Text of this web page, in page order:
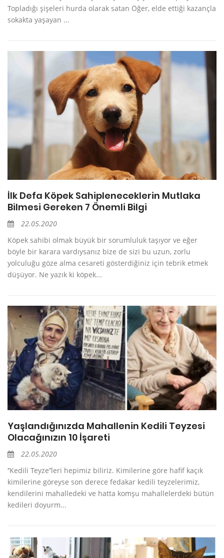
Topladığı şişeleri hurda olarak satan Öğer, elde ettiği kazançla
sokakta yaşayan ...
İlk Defa Köpek Sahipleneceklerin Mutlaka
Bilmesi Gereken 7 Önemli Bilgi
22.05.2020
Köpek sahibi olmak büyük bir sorumluluk taşıyor ve eğer
böyle bir karara vardıysanız bize de sizi bu uzun, zorlu
yolculuğu göze alma cesareti gösterdiğiniz için tebrik etmek
düşüyor. Ne yazık ki köpek...
Yaşlandığınızda Mahallenin Kedili Teyzesi
Olacağınızın 10 İşareti
22.05.2020
‘’Kedili Teyze’’leri hepimiz biliriz. Kimilerine göre hafif kaçık
kimilerine göreyse son derece fedakar kedili teyzelerimiz,
kendilerini mahalledeki ve hatta komşu mahallelerdeki bütün
kedileri doyurm...